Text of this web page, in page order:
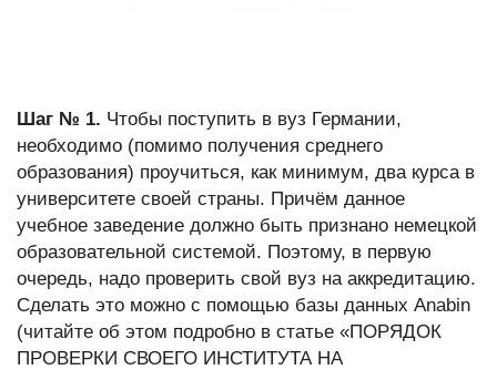
Шаг № 1. Чтобы поступить в вуз Германии,
необходимо (помимо получения среднего
образования) проучиться, как минимум, два курса в
университете своей страны. Причём данное
учебное заведение должно быть признано немецкой
образовательной системой. Поэтому, в первую
очередь, надо проверить свой вуз на аккредитацию.
Сделать это можно с помощью базы данных Anabin
(читайте об этом подробно в статье «ПОРЯДОК
ПРОВЕРКИ СВОЕГО ИНСТИТУТА НА